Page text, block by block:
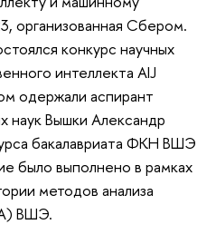
организованная Сбером.
конкурс научных
интеллекта AIJ
одержали аспирант
наук Вышки Александр
бакалавриата ФКН ВШЭ
было выполнено в рамках
методов анализа
ВШЭ.